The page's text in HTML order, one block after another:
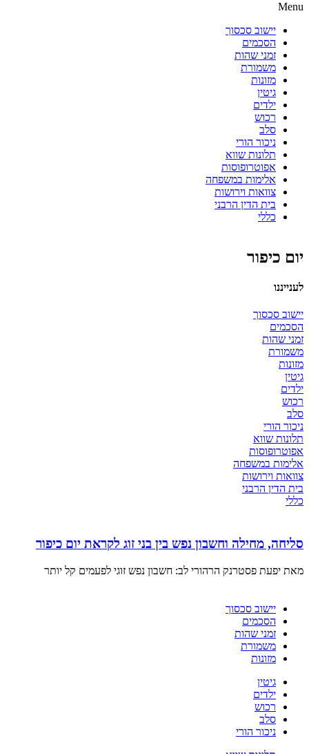
Menu
יישוב סכסוך
הסכמים
זמני שהות
משמורת
מזונות
גיטין
ילדים
רכוש
סלב
ניכור הורי
תלונות שווא
אפוטרופוסות
אלימות במשפחה
צוואות וירושות
בית הדין הרבני
כללי
יום כיפור
לענייננו
יישוב סכסוך
הסכמים
זמני שהות
משמורת
מזונות
גיטין
ילדים
רכוש
סלב
ניכור הורי
תלונות שווא
אפוטרופוסות
אלימות במשפחה
צוואות וירושות
בית הדין הרבני
כללי
סליחה, מחילה וחשבון נפש בין בני זוג לקראת יום כיפור
מאת יפעת פסטרנק הרהורי לב: חשבון נפש זוגי לפעמים קל יותר
יישוב סכסוך
הסכמים
זמני שהות
משמורת
מזונות
גיטין
ילדים
רכוש
סלב
ניכור הורי